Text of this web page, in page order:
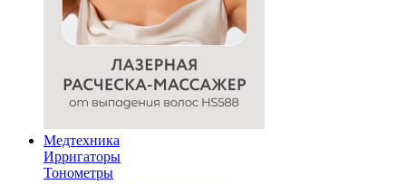
Медтехника
Ирригаторы
Тонометры